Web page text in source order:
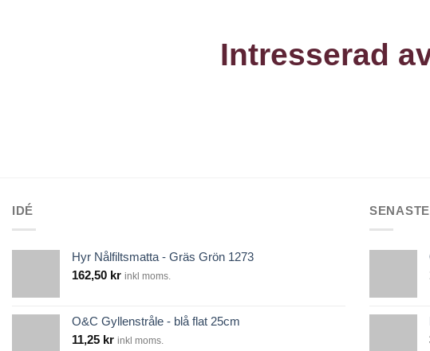
Intresserad
IDÉ
Hyr Nålfiltsmatta - Gräs Grön 1273
162,50 kr inkl moms.
O&C Gyllenstråle - blå flat 25cm
11,25 kr inkl moms.
SENASTE